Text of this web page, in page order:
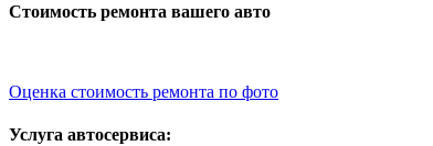
Стоимость ремонта вашего авто
Оценка стоимость ремонта по фото
Услуга автосервиса: